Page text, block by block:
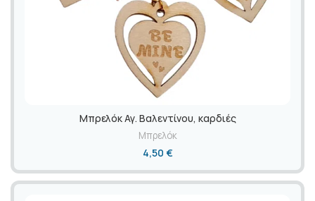
Mπρελόκ Αγ. Βαλεντίνου, καρδιές
Μπρελόκ
4,50 €